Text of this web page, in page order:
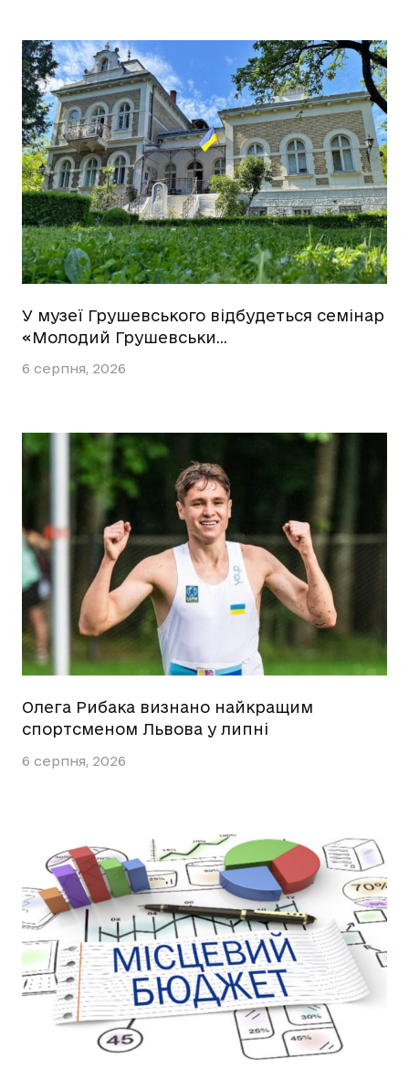
У музеї Грушевського відбудеться семінар
«Молодий Грушевськи…
6 серпня, 2026
Олега Рибака визнано найкращим
спортсменом Львова у липні
6 серпня, 2026